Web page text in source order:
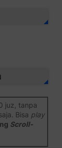
juz, tanpa
Bisa play
Scroll-